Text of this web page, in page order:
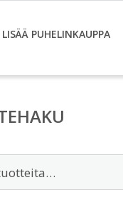
LISÄÄ PUHELINKAUPPA